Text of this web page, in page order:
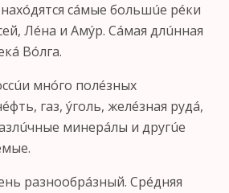
сáмые большúе рéки
Лéна и Амýр. Сáмая длúнная
Вóлга.
мнóго полéзных
газ, ýголь, желéзная рудá,
минерáлы и другúе
разнообрáзный. Срéдняя